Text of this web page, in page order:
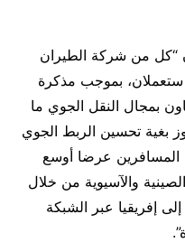
من شركة الطيران
ستعملان، بموجب مذكرة
بمجال النقل الجوي ما
بغية تحسين الربط الجوي
المسافرين عرضا أوسع
والآسيوية من خلال
إفريقيا عبر الشبكة